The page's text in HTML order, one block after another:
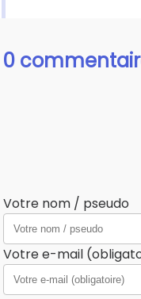
0
Votre nom / pseudo
Votre e-mail